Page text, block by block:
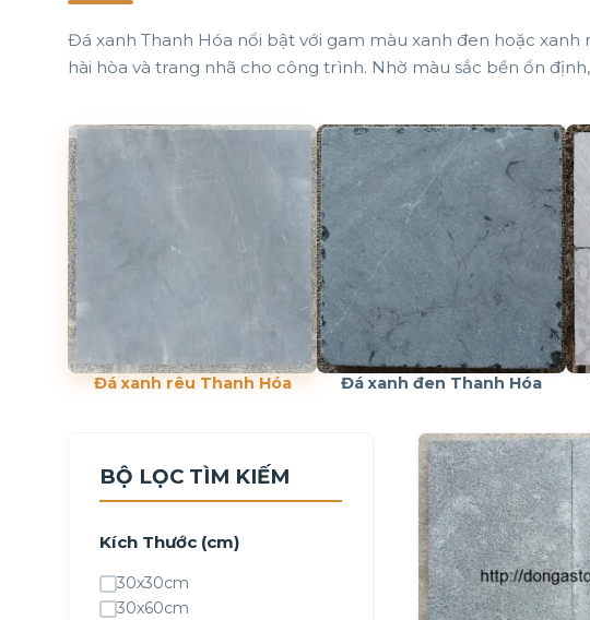
Đá xanh Thanh Hóa nổi bật với gam màu xanh đen hoặc
hài hòa và trang nhã cho công trình. Nhờ màu sắc bền ổn
Đá xanh rêu Thanh Hóa Đá xanh đen Thanh Hóa
BỘ LỌC TÌM KIẾM
Kích Thước (cm)
30x30cm
30x60cm